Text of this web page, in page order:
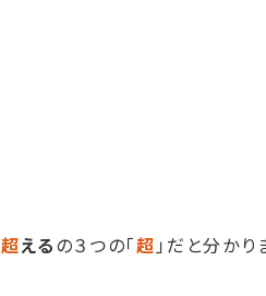
超えるの３つの「超 」だと分かり